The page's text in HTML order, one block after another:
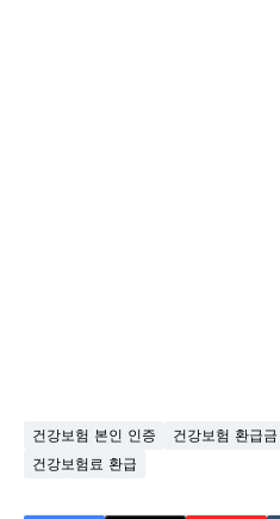
건강보험 본인 인증 건강보험 환급
건강보험료 환급